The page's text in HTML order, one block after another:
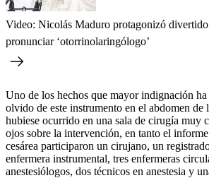
Video: Nicolás Maduro protagonizó
pronunciar ‘otorrinolaringólogo’
Uno de los hechos que mayor indignación ha
olvido de este instrumento en el abdomen de
hubiese ocurrido en una sala de cirugía muy
ojos sobre la intervención, en tanto el
cesárea participaron un cirujano, un
enfermera instrumental, tres enfermeras
anestesiólogos, dos técnicos en anestesia y